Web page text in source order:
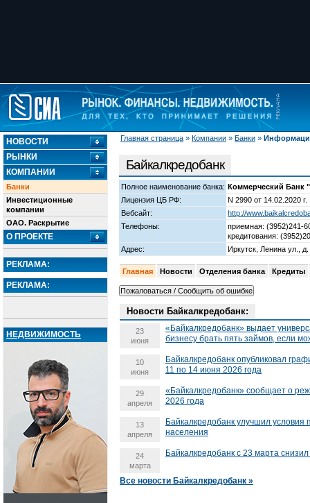
Главная страница » Компании » Банки »
НОВОСТИ
РЫНКИ
КОМПАНИИ
Банки
Инвестиционные
компании
ОАО. Раскрытие
О ПРОЕКТЕ
РЕКЛАМА:
РЕКЛАМА:
НЕДВИЖИМОСТЬ
Байкалкредобанк
Полное наименование банка: Коммерческий Банк
Лицензия ЦБ РФ:
N 2990 от 14.02.2020 г.
Вебсайт:
http://
Телефоны:
приемная: (3952)241-
кредитования:
Адрес:
Иркутск, Ленина ул., д.
Главная Новости Отделения банка Кредиты
Новости Байкалкредобанк:
23
июня
«Байкалкредобанк» выдает
бизнесу брать пять займов, если
10
июня
Байкалкредобанк опубликовал
11 по 14 июня 2026 года
29
апреля
«Байкалкредобанк» сообщает о
2026 года
13
апреля
Байкалкредобанк улучшил условия
населения
24
марта
Байкалкредобанк с 23 марта
Все новости Байкалкредобанк »